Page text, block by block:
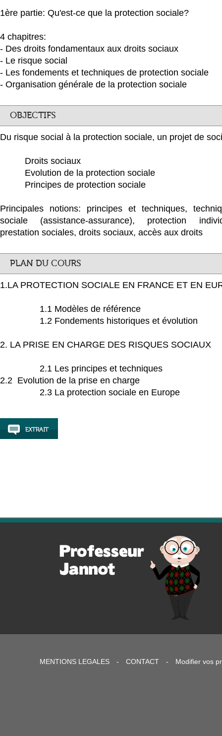
1ère partie: Qu'est-ce que la protection sociale?
4 chapitres:
- Des droits fondamentaux aux droits sociaux
- Le risque social
- Les fondements et techniques de protection sociale
- Organisation générale de la protection sociale
OBJECTIFS
Du risque social à la protection sociale, un projet de
Droits sociaux
Evolution de la protection sociale
Principes de protection sociale
Principales notions: principes et techniques,
sociale (assistance-assurance), protection
prestation sociales, droits sociaux, accès aux droits
PLAN DU COURS
1.LA PROTECTION SOCIALE EN FRANCE ET EN
1.1 Modèles de référence
1.2 Fondements historiques et évolution
2. LA PRISE EN CHARGE DES RISQUES SOCIAUX
2.1 Les principes et techniques
2.2 Evolution de la prise en charge
2.3 La protection sociale en Europe
MENTIONS LEGALES - CONTACT - Modifier vos